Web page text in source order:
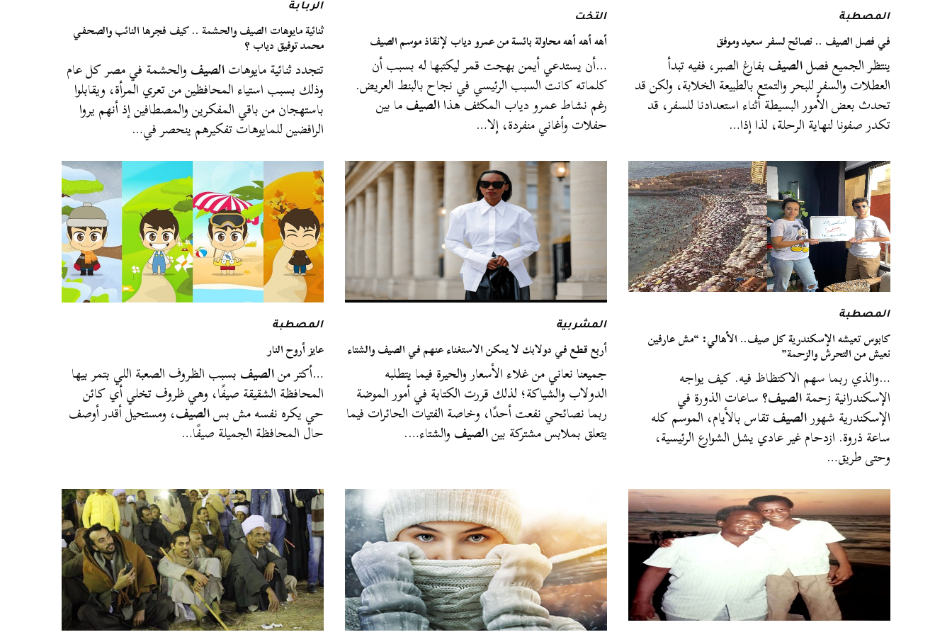
المصطبة
في فصل الصيف .. نصائح لسفر سعيد وموفق
ينتظر الجميع فصلالصيفبفارغ الصبر، ففيه تبدأ
العطلات والسفر للبحر والتمتع بالطبيعة الخلابة، ولكن قد
تحدث بعض الأمور البسيطة أثناء استعدادنا للسفر، قد
تكدر صفونا لنهاية الرحلة، لذا إذا…
التخت
أهه أهه أهه محاولة بائسة من عمرو دياب لإنقاذ موسم الصيف
…أن يستدعي أيمن بهجت قمر ليكتبها له بسبب أن
كلماته كانت السبب الرئيسي في نجاح بالبنط العريض.
رغم نشاط عمرو دياب المكثف هذاالصيفما بين
حفلات وأغاني منفردة، إلا…
الربابة
ثنائية مايوهات الصيف والحشمة .. كيف فجرها النائب والصحفي
محمد توفيق دياب ؟
تتجدد ثنائية مايوهاتالصيفوالحشمة في مصر كل عام
وذلك بسبب استياء المحافظين من تعري المرأة، ويقابلوا
باستهجان من باقي المفكرين والمصطافين إذ أنهم يروا
الرافضين للمايوهات تفكيرهم ينحصر في…
المصطبة
كابوس تعيشه الإسكندرية كل صيف.. الأهالي: “مش عارفين
نعيش من التحرش والزحمة”
…والذي ربما سهم الاكتظاظ فيه. كيف يواجه
الإسكندرانية زحمةالصيف؟ ساعات الذورة في
الإسكندرية شهورالصيفتقاس بالأيام، الموسم كله
ساعة ذروة. ازدحام غير عادي يشل الشوارع الرئيسية،
وحتى طريق…
المشربية
أربع قطع في دولابك لا يمكن الاستغناء عنهم في الصيف والشتاء
جميعنا نعاني من غلاء الأسعار والحيرة فيما يتطلبه
الدولاب والشياكة؛ لذلك قررت الكتابة في أمور الموضة
ربما نصائحي نفعت أحدًا، وخاصة الفتيات الحائرات فيما
يتعلق بملابس مشتركة بينالصيفوالشتاء….
المصطبة
عايز أروح النار
…أكتر منالصيفبسبب الظروف الصعبة اللي بتمر بيها
المحافظة الشقيقة صيفًا، وهي ظروف تخلي أي كائن
حي يكره نفسه مش بسالصيف، ومستحيل أقدر أوصف
حال المحافظة الجميلة صيفًا…